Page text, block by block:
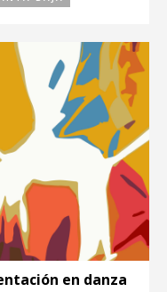
en danza